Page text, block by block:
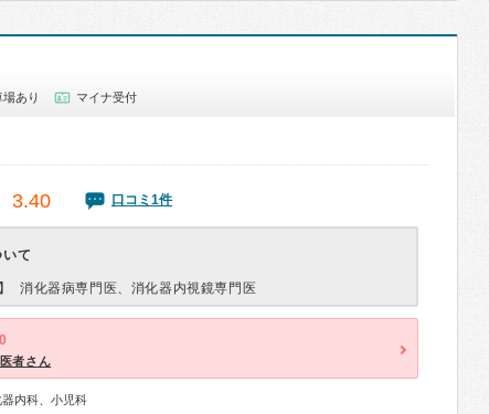
場あり マイナ受付
3.40 口コミ1件
て
消化器病専門医、消化器内視鏡専門医
者さん
内科、小児科